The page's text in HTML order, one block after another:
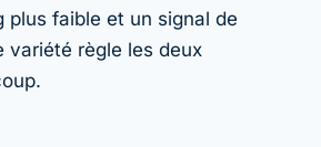
plus faible et un signal de
variété règle les deux